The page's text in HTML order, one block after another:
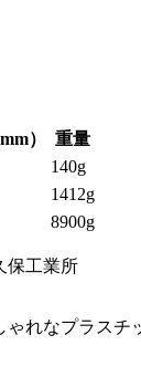
）
重量
140g
1412g
8900g
れなプラス